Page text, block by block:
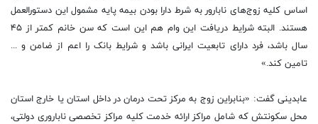
اساس کلیه زوج‌های نابارور به شرط دارا بودن بیمه پایه مشمول این دستورالعمل
هستند. البته شرایط دریافت این وام هم این است که سن خانم کمتر از ۴۵
سال باشد، فرد دارای تابعیت ایرانی باشد و شرایط بانک را اعم از ضامن و ...
تامین کند.»
عابدینی گفت: «بنابراین زوج به مرکز تحت درمان در داخل استان یا خارج استان
محل سکونتش که شامل مراکز ارائه خدمت کلیه مراکز تخصصی ناباروری دولتی،